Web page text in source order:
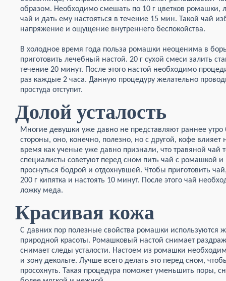
образом. Необходимо смешать по 10 г цветков ромашки,
чай и дать ему настояться в течение 15 мин. Такой чай
напряжение и ощущение внутреннего беспокойства.
В холодное время года польза ромашки неоценима в
приготовить лечебный настой. 20 г сухой смеси залить
течение 20 минут. После этого настой необходимо
раз каждые 2 часа. Данную процедуру желательно
простуда отступит.
Долой усталость
Многие девушки уже давно не представляют раннее
стороны, оно, конечно, полезно, но с другой, кофе влияет
время как ученые уже давно признали, что травяной чай
специалисты советуют перед сном пить чай с ромашкой и
проснуться бодрой и отдохнувшей. Чтобы приготовить
200 г кипятка и настоять 10 минут. После этого чай
ложку меда.
Красивая кожа
С давних пор полезные свойства ромашки
природной красоты. Ромашковый настой снимает
снимает следы усталости. Настоем из ромашки
и зону декольте. Лучше всего делать это перед сном,
просохнуть. Такая процедура поможет уменьшить поры,